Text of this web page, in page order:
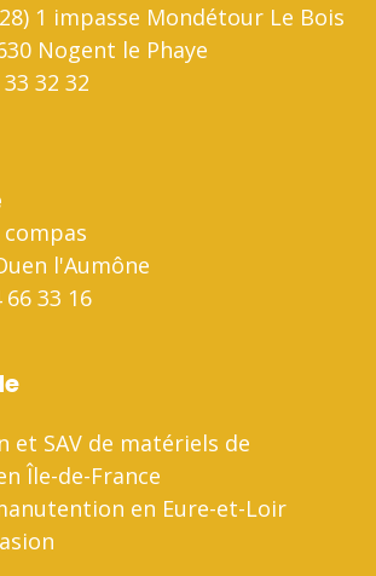
1 impasse Mondétour Le Bois
Nogent le Phaye
32 32
compas
l'Aumône
66 33 16
et SAV de matériels de
Île-de-France
en Eure-et-Loir